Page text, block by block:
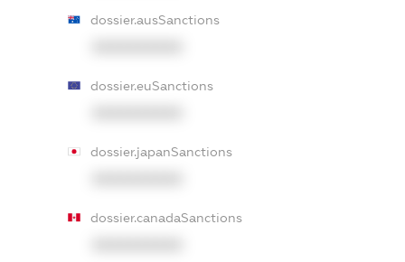
dossier.ausSanctions
dossier.euSanctions
dossier.japanSanctions
dossier.canadaSanctions